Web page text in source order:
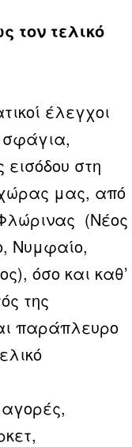
τον τελικό
έλεγχοι
σφάγια,
στη
μας, από
(Νέος
Νυμφαίο,
όσο και καθ’
της
παράπλευρο